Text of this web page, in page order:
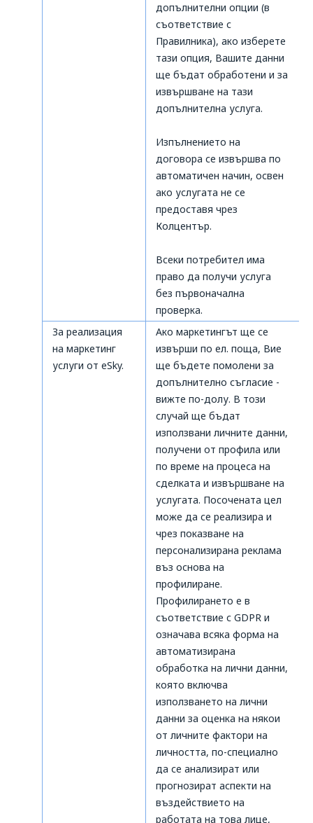
допълнителни опции (в
съответствие с
Правилника), ако изберете
тази опция, Вашите данни
ще бъдат обработени и за
извършване на тази
допълнителна услуга.
Изпълнението на
договора се извършва по
автоматичен начин, освен
ако услугата не се
предоставя чрез
Колцентър.
Всеки потребител има
право да получи услуга
без първоначална
проверка.
За реализация
на маркетинг
услуги от eSky.
Ако маркетингът ще се
извърши по ел. поща, Вие
ще бъдете помолени за
допълнително съгласие -
вижте по-долу. В този
случай ще бъдат
използвани личните данни,
получени от профила или
по време на процеса на
сделката и извършване на
услугата. Посочената цел
може да се реализира и
чрез показване на
персонализирана реклама
въз основа на
профилиране.
Профилирането е в
съответствие с GDPR и
означава всяка форма на
автоматизирана
обработка на лични данни,
която включва
използването на лични
данни за оценка на някои
от личните фактори на
личността, по-специално
да се анализират или
прогнозират аспекти на
въздействието на
работата на това лице,